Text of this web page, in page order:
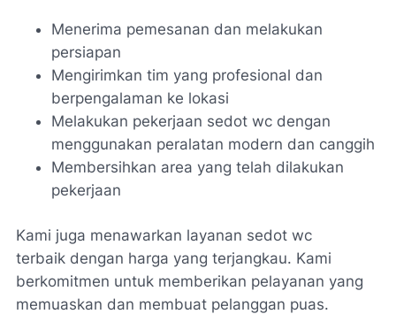
Menerima pemesanan dan melakukan
persiapan
Mengirimkan tim yang profesional dan
berpengalaman ke lokasi
Melakukan pekerjaan sedot wc dengan
menggunakan peralatan modern dan canggih
Membersihkan area yang telah dilakukan
pekerjaan
Kami juga menawarkan layanan sedot wc
terbaik dengan harga yang terjangkau. Kami
berkomitmen untuk memberikan pelayanan yang
memuaskan dan membuat pelanggan puas.